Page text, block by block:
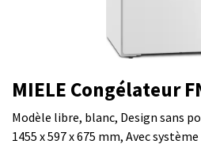
MIELE Congélateur
Modèle libre, blanc, Design sans
1455 x 597 x 675 mm, Avec